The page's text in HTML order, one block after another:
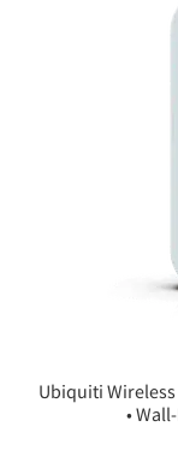
Ubiquiti Wireless
•